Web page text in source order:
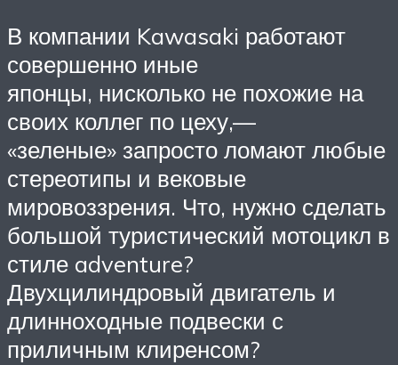
В компании Kawasaki работают
совершенно иные
японцы, нисколько не похожие на
своих коллег по цеху,—
«зеленые» запросто ломают любые
стереотипы и вековые
мировоззрения. Что, нужно сделать
большой туристический мотоцикл в
стиле adventure?
Двухцилиндровый двигатель и
длинноходные подвески с
приличным клиренсом?